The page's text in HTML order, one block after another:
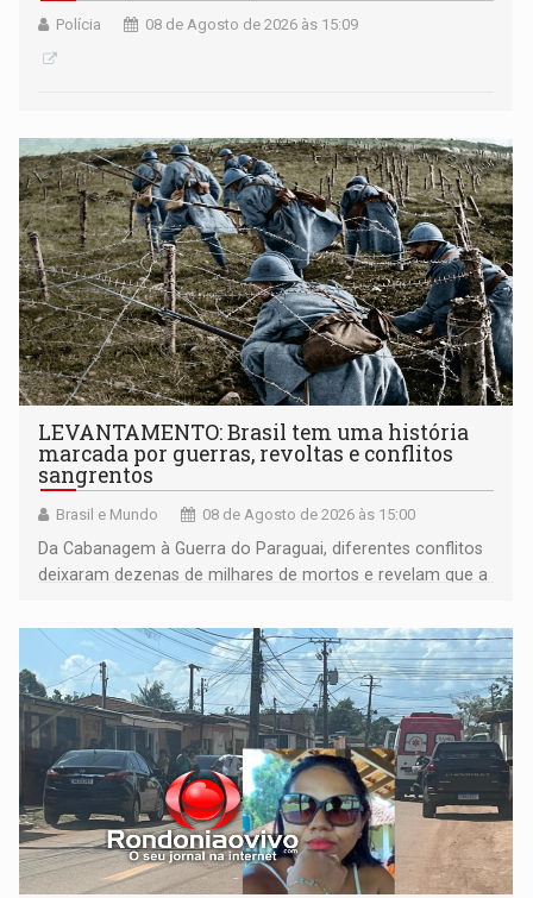
Polícia 08 de Agosto de 2026 às 15:09
LEVANTAMENTO: Brasil tem uma história
marcada por guerras, revoltas e conflitos
sangrentos
Brasil e Mundo 08 de Agosto de 2026 às 15:00
Da Cabanagem à Guerra do Paraguai, diferentes conflitos
deixaram dezenas de milhares de mortos e revelam que a
territoriais e sociais